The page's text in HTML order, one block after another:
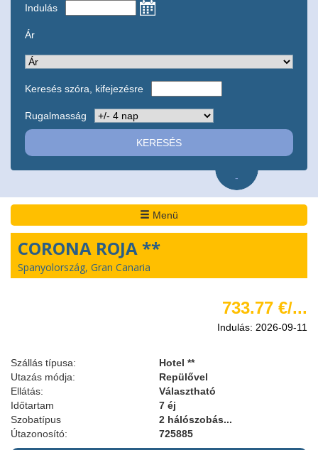
Indulás
Ár
Keresés szóra, kifejezésre
Rugalmasság
-
Menü
CORONA ROJA **
Spanyolország, Gran Canaria
733.77 €/...
Indulás: 2026-09-11
Szállás típusa:
Hotel **
Utazás módja:
Repülővel
Ellátás:
Választható
Időtartam
7 éj
Szobatípus
2 hálószobás...
Útazonosító:
725885